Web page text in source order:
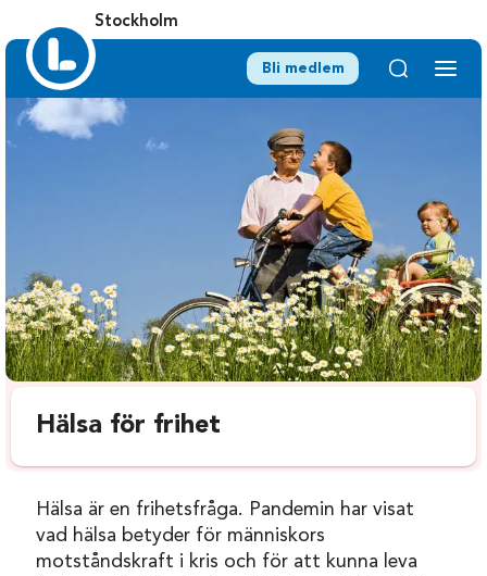
Stockholm
Bli medlem
Hälsa för frihet
Hälsa är en frihetsfråga. Pandemin har visat
vad hälsa betyder för människors
motståndskraft i kris och för att kunna leva